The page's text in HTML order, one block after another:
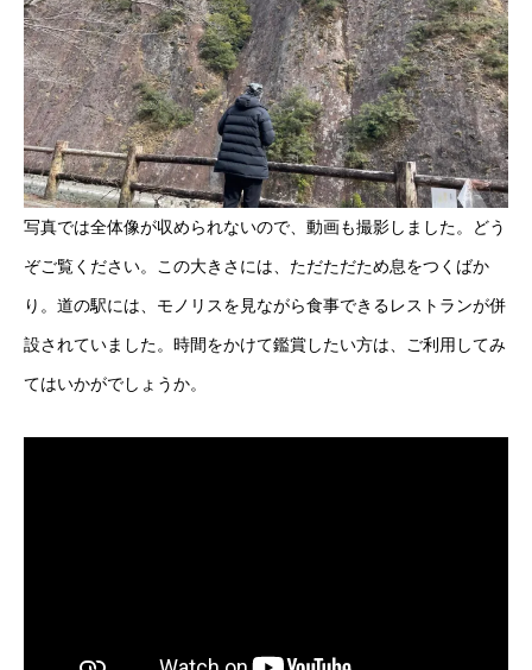
写真では全体像が収められないので、動画も撮影しました。どう
ぞご覧ください。この大きさには、ただただため息をつくばか
り。道の駅には、モノリスを見ながら食事できるレストランが併
設されていました。時間をかけて鑑賞したい方は、ご利用してみ
てはいかがでしょうか。